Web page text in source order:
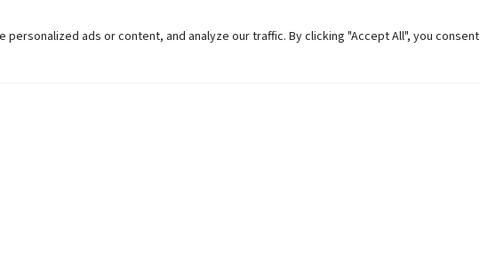
ads or content, and analyze our traffic. By clicking "Accept All", you consent